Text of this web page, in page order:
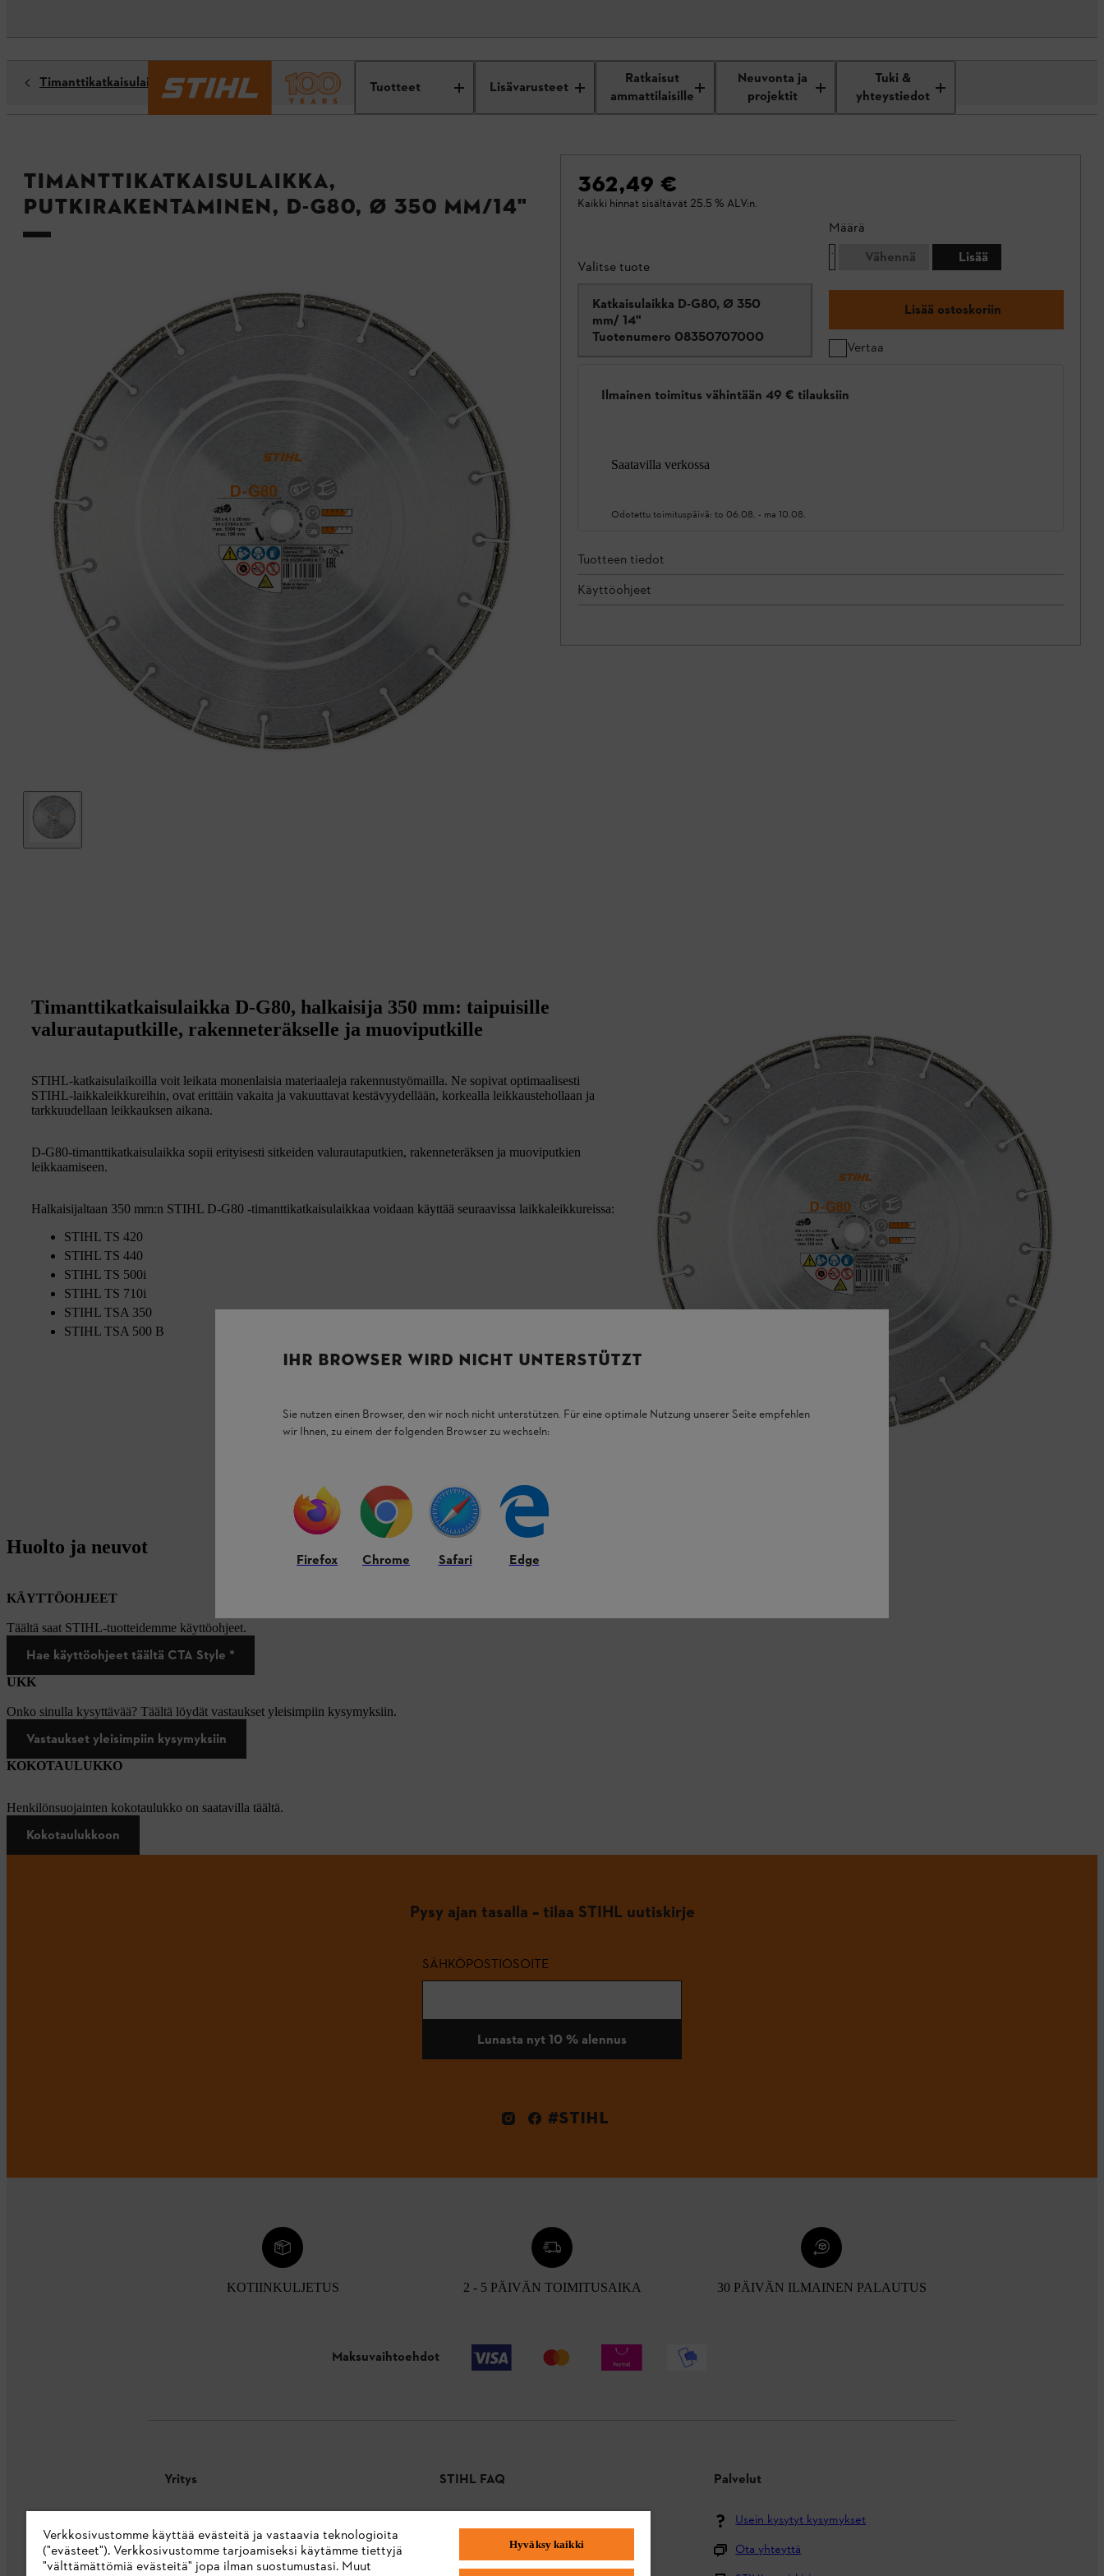
Tuotteet Lisävarusteet
Ratkaisut
ammattilaisille
Neuvonta ja
projektit
Tuki &
yhteystiedot
Timanttikatkaisulaikka
Timanttikatkaisulaikka,
putkirakentaminen, D-G80, Ø 350 mm/14"
362,49 €
Kaikki hinnat sisältävät 25.5 % ALV:n.
Valitse tuote
Katkaisulaikka D-G80, Ø 350
mm/ 14"
Tuotenumero 08350707000
Määrä
Vähennä
Lisää
Lisää ostoskoriin
Vertaa
Ilmainen toimitus vähintään 49 € tilauksiin
Saatavilla verkossa
Odotettu toimituspäivä: to 06.08. - ma 10.08.
Tuotteen tiedot
Käyttöohjeet
Timanttikatkaisulaikka D-G80, halkaisija 350 mm: taipuisille
valurautaputkille, rakenneteräkselle ja muoviputkille
STIHL-katkaisulaikoilla voit leikata monenlaisia materiaaleja rakennustyömailla. Ne sopivat optimaalisesti
STIHL-laikkaleikkureihin, ovat erittäin vakaita ja vakuuttavat kestävyydellään, korkealla leikkaustehollaan ja
tarkkuudellaan leikkauksen aikana.
D-G80-timanttikatkaisulaikka sopii erityisesti sitkeiden valurautaputkien, rakenneteräksen ja muoviputkien
leikkaamiseen.
Halkaisijaltaan 350 mm:n STIHL D-G80 -timanttikatkaisulaikkaa voidaan käyttää seuraavissa laikkaleikkureissa:
STIHL TS 420
STIHL TS 440
STIHL TS 500i
STIHL TS 710i
STIHL TSA 350
STIHL TSA 500 B
Huolto ja neuvot
KÄYTTÖOHJEET
Täältä saat STIHL-tuotteidemme käyttöohjeet.
Hae käyttöohjeet täältä CTA Style *
UKK
Onko sinulla kysyttävää? Täältä löydät vastaukset yleisimpiin kysymyksiin.
Vastaukset yleisimpiin kysymyksiin
KOKOTAULUKKO
Henkilönsuojainten kokotaulukko on saatavilla täältä.
Kokotaulukkoon
Pysy ajan tasalla – tilaa STIHL uutiskirje
SÄHKÖPOSTIOSOITE
Lunasta nyt 10 % alennus
#STIHL
KOTIINKULJETUS 2 - 5 PÄIVÄN TOIMITUSAIKA 30 PÄIVÄN ILMAINEN PALAUTUS
Maksuvaihtoehdot
Yritys
STIHL Integrity Line
STIHL FAQ
Toimitus ja toimitus
Palvelut
Usein kysytyt kysymykset
Ota yhteyttä
IHR BROWSER WIRD NICHT UNTERSTÜTZT
Sie nutzen einen Browser, den wir noch nicht unterstützen. Für eine optimale Nutzung unserer Seite empfehlen
wir Ihnen, zu einem der folgenden Browser zu wechseln:
Firefox Chrome Safari Edge
Verkkosivustomme käyttää evästeitä ja vastaavia teknologioita
("evästeet"). Verkkosivustomme tarjoamiseksi käytämme tiettyjä
"välttämättömiä evästeitä" jopa ilman suostumustasi. Muut
Hyväksy kaikki